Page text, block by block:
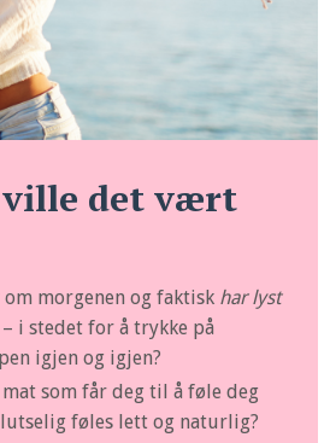
det vært
morgenen og faktisk har lyst
i stedet for å trykke på
igjen og igjen?
som får deg til å føle deg
føles lett og naturlig?